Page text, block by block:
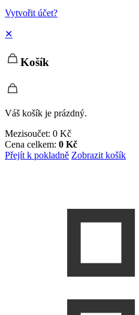
Vytvořit účet?
✕
Košík
Váš košík je prázdný.
Mezisoučet: 0 Kč
Cena celkem: 0 Kč
Přejít k pokladně Zobrazit košík